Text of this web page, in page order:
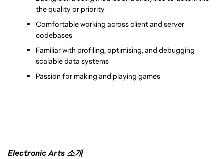
the quality or priority
Comfortable working across client and server
codebases
Familiar with profiling, optimising, and debugging
scalable data systems
Passion for making and playing games
Electronic Arts 소개